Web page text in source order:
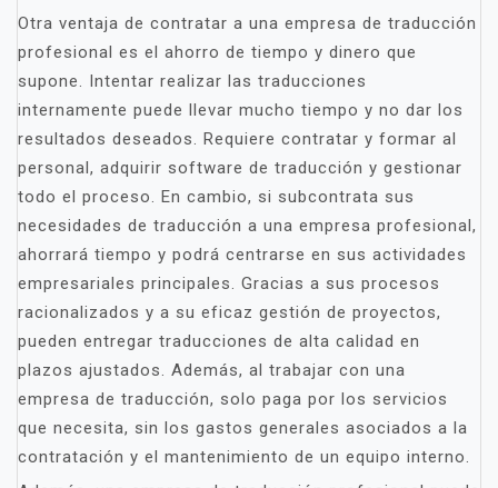
Otra ventaja de contratar a una empresa de traducción
profesional es el ahorro de tiempo y dinero que
supone. Intentar realizar las traducciones
internamente puede llevar mucho tiempo y no dar los
resultados deseados. Requiere contratar y formar al
personal, adquirir software de traducción y gestionar
todo el proceso. En cambio, si subcontrata sus
necesidades de traducción a una empresa profesional,
ahorrará tiempo y podrá centrarse en sus actividades
empresariales principales. Gracias a sus procesos
racionalizados y a su eficaz gestión de proyectos,
pueden entregar traducciones de alta calidad en
plazos ajustados. Además, al trabajar con una
empresa de traducción, solo paga por los servicios
que necesita, sin los gastos generales asociados a la
contratación y el mantenimiento de un equipo interno.